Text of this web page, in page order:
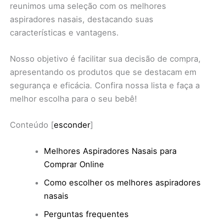
reunimos uma seleção com os melhores
aspiradores nasais, destacando suas
características e vantagens.
Nosso objetivo é facilitar sua decisão de compra,
apresentando os produtos que se destacam em
segurança e eficácia. Confira nossa lista e faça a
melhor escolha para o seu bebê!
Conteúdo [esconder]
Melhores Aspiradores Nasais para
Comprar Online
Como escolher os melhores aspiradores
nasais
Perguntas frequentes